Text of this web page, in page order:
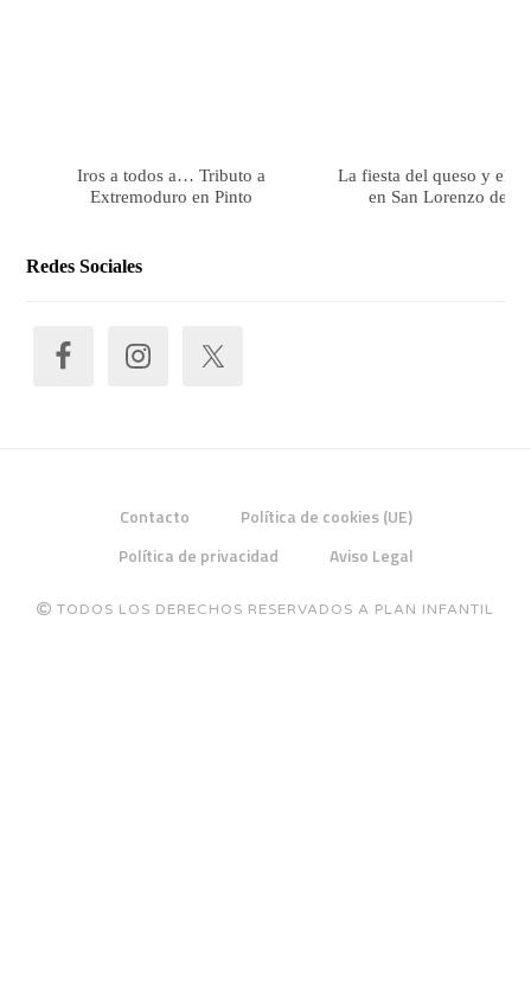
Iros a todos a… Tributo a
Extremoduro en Pinto
La fiesta del queso y el
en San Lorenzo de
Redes Sociales
Contacto
Política de cookies (UE)
Política de privacidad
Aviso Legal
TODOS LOS DERECHOS RESERVADOS A PLAN INFANTIL